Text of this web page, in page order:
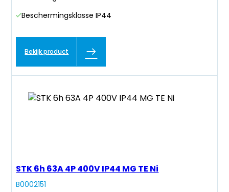
Beschermingsklasse IP44
Bekijk product
STK 6h 63A 4P 400V IP44 MG TE Ni
B0002151